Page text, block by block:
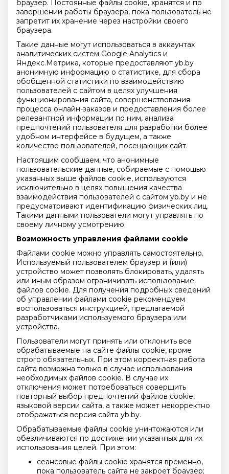
браузер. Постоянные файлы cookie, хранятся и по
завершении работы браузера, пока пользователь не
запретит их хранение через настройки своего
браузера.
Такие данные могут использоваться в аккаунтах
аналитических систем Google Analytics и
Яндекс.Метрика, которые предоставляют yb.by
анонимную информацию о статистике, для сбора
обобщенной статистики по взаимодействию
пользователей с сайтом в целях улучшения
функционирования сайта, совершенствования
процесса онлайн-заказов и предоставления более
релевантной информации по ним, анализа
предпочтений пользователя для разработки более
удобном интерфейсе в будущем, а также
количестве пользователей, посещающих сайт.
Настоящим сообщаем, что анонимные
пользовательские данные, собираемые с помощью
указанных выше файлов cookie, используются
исключительно в целях повышения качества
взаимодействия пользователей с сайтом yb.by и не
предусматривают идентификацию физических лиц.
Такими данными пользователи могут управлять по
своему личному усмотрению.
Возможность управления файлами cookie
Файлами cookie можно управлять самостоятельно.
Используемый пользователем браузер и (или)
устройство может позволять блокировать, удалять
или иным образом ограничивать использование
файлов cookie. Для получения подробных сведений
об управлении файлами cookie рекомендуем
воспользоваться инструкцией, предлагаемой
разработчиками используемого браузера или
устройства.
Пользователи могут принять или отклонить все
обрабатываемые на сайте файлы cookie, кроме
строго обязательных. При этом корректная работа
сайта возможна только в случае использования
необходимых файлов cookie. В случае их
отключения может потребоваться совершить
повторный выбор предпочтений файлов cookie,
языковой версии сайта, а также может некорректно
отображаться версия сайта yb.by.
Обрабатываемые файлы cookie уничтожаются или
обезличиваются по достижении указанных для их
использования целей. При этом:
сеансовые файлы cookie хранятся временно,
пока пользователь сайта не закроет браузер;